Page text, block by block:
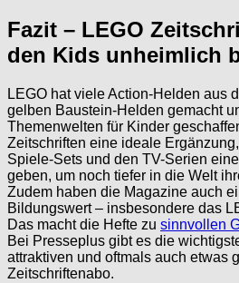
Fazit – LEGO
den Kids unheimlich
LEGO hat viele Action-Helden aus
gelben Baustein-Helden gemacht
Themenwelten für Kinder
Zeitschriften eine ideale
Spiele-Sets und den TV-Serien
geben, um noch tiefer in die Welt
Zudem haben die Magazine auch
Bildungswert – insbesondere das
Das macht die Hefte zu sinnvollen
Bei Presseplus gibt es die
attraktiven und oftmals auch etwas
Zeitschriftenabo.